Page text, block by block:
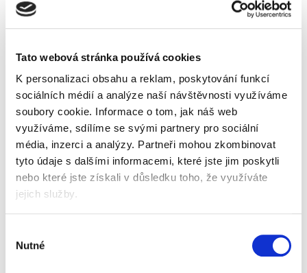
Tato webová stránka používá cookies
K personalizaci obsahu a reklam, poskytování funkcí
sociálních médií a analýze naší návštěvnosti využíváme
soubory cookie. Informace o tom, jak náš web
využíváme, sdílíme se svými partnery pro sociální
média, inzerci a analýzy. Partneři mohou zkombinovat
tyto údaje s dalšími informacemi, které jste jim poskytli
nebo které jste získali v důsledku toho, že využíváte
jejich služby.
souhlasu
Nutné
Popis Alternativní produkty
bezproblémové laminování s vynikajícími
výsledky, žádné složité nastavování
připraven za 2 minuty - již nemusíte dlouho
čekat na dosažení provozní teploty
nízká spotřeba energie, automatické vypnutí po
30 minutách nečinnosti
pro kapsy od 80 do 125 mikronů
LED diody odpočítávají dobu zbývající pro zahřátí
součástí je startovací balení laminovacích kapes